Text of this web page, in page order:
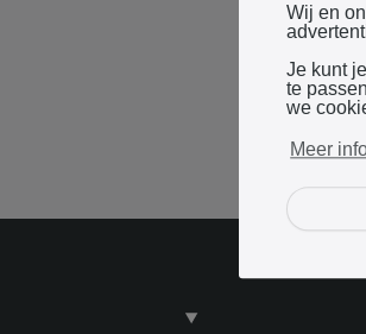
Wij en
Je kunt
te
we
Meer